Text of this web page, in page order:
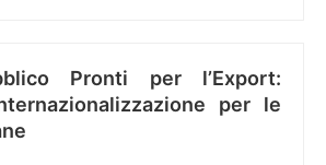
Pronti per l’Export:
per le